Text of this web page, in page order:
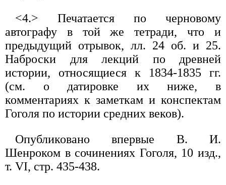
<4.> Печатается по черновому
автографу в той же тетради, что и
предыдущий отрывок, лл. 24 об. и 25.
Наброски для лекций по древней
истории, относящиеся к 1834-1835 гг.
(см. о датировке их ниже, в
комментариях к заметкам и конспектам
Гоголя по истории средних веков).
Опубликовано впервые В. И.
Шенроком в сочинениях Гоголя, 10 изд.,
т. VI, стр. 435-438.